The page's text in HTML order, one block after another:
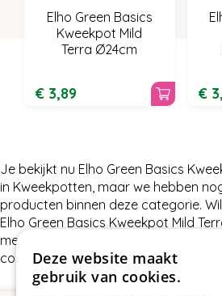
Elho Green Basics
Kweekpot Mild
Terra Ø24cm
€ 3,89 € 3,
Je bekijkt nu Elho Green Basics
in Kweekpotten, maar we hebben
producten binnen deze categorie.
Elho Green Basics Kweekpot Mild
meer te bieden hebben in
contact met ons op.
Deze website maakt
gebruik van cookies.